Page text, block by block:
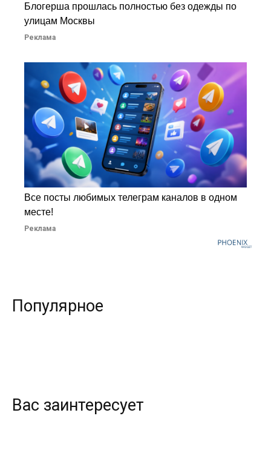
Блогерша прошлась полностью без одежды по
улицам Москвы
Реклама
Все посты любимых телеграм каналов в одном
месте!
Реклама
Популярное
Вас заинтересует